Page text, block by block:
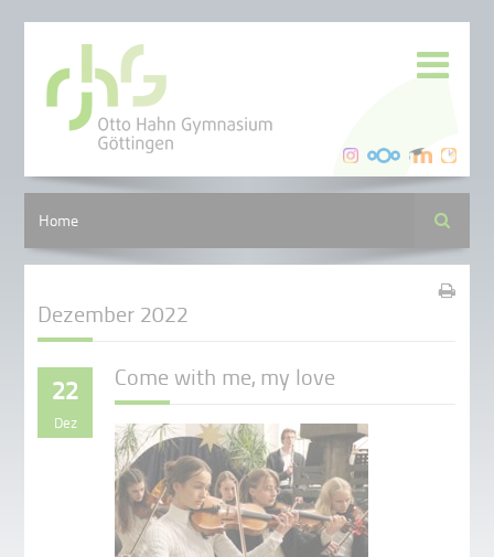
Home Suche
Dezember 2022
22
Dez
Come with me, my love